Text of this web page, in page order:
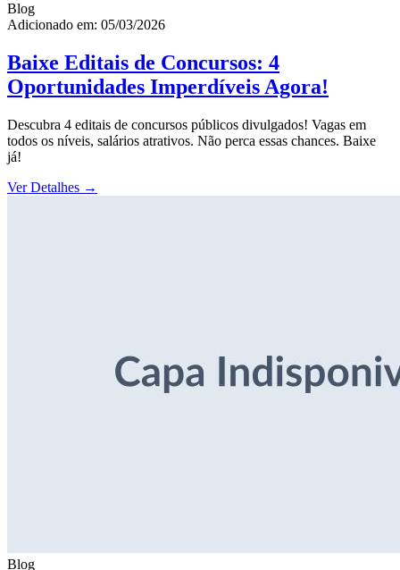
Blog
Adicionado em: 05/03/2026
Baixe Editais de Concursos: 4
Oportunidades Imperdíveis Agora!
Descubra 4 editais de concursos públicos divulgados! Vagas em
todos os níveis, salários atrativos. Não perca essas chances. Baixe
já!
Ver Detalhes →
Blog